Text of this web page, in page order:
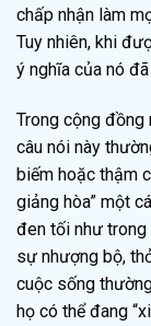
chấp nhận làm
Tuy nhiên, khi
ý nghĩa của nó
Trong cộng đồng
câu nói này
biếm hoặc thậm
giảng hòa” một
đen tối như trong
sự nhượng bộ,
cuộc sống
họ có thể đang